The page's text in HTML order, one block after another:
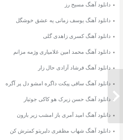
دانلود آهنگ مرتضی اشرفی دورت بگردم
دانلود آهنگ مسیح رز
دانلود آهنگ یوسف زمانی یه عشق خوشگل
دانلود آهنگ کسری زاهدی گلی
دانلود آهنگ محمد امین غلامیاری وژمه مزانم
دانلود آهنگ فرشاد آزادی حال زار
دانلود آهنگ ساقی پیکت داگره امشو دل پر آگره
دانلود آهنگ حسن زیرک هو کاکی جوتیار
دانلود آهنگ امید آمری باز امشب زیر بارون
دانلود آهنگ شهاب مظفری دلبریتو کمترش کن